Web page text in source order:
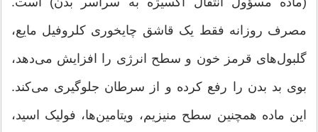
مصرف روزانه فقط یک قاشق چایخوری کلروفیل مایع،
گلبول‌های قرمز خون و سطح انرژی را افزایش می‌دهد،
بوی بد بدن را رفع کرده و از سرطان جلوگیری می‌کند.
این ماده همچنین سطح منیزیم، ویتامین‌ها، فولیک اسید،